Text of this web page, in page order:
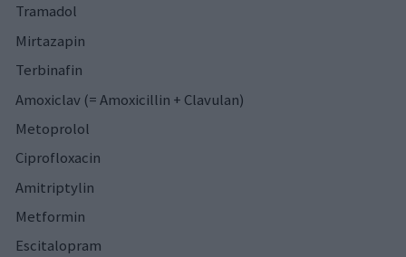
Tramadol
Mirtazapin
Terbinafin
Amoxiclav (= Amoxicillin + Clavulan)
Metoprolol
Ciprofloxacin
Amitriptylin
Metformin
Escitalopram